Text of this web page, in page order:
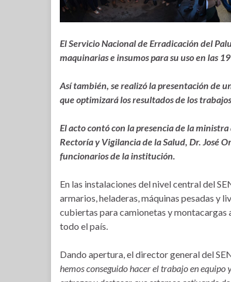
El Servicio Nacional de Erradicación del
maquinarias e insumos para su uso en las
Así también, se realizó la presentación de
que optimizará los resultados de los
El acto contó con la presencia de la
Rectoría y Vigilancia de la Salud, Dr. José
funcionarios de la institución.
En las instalaciones del nivel central del
armarios, heladeras, máquinas pesadas y
cubiertas para camionetas y
todo el país.
Dando apertura, el director general del
hemos conseguido hacer el trabajo en